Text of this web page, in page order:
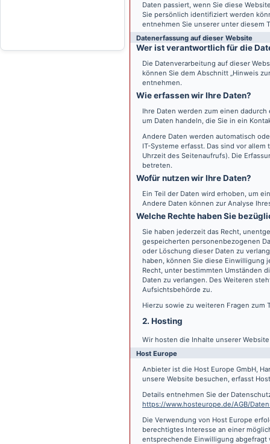
Daten passiert, wenn Sie diese
Sie persönlich identifiziert werden
entnehmen Sie unserer unter diesem
Datenerfassung auf dieser Website
Wer ist verantwortlich für die
Die Datenverarbeitung auf dieser
können Sie dem Abschnitt „Hinweis
entnehmen.
Wie erfassen wir Ihre Daten?
Ihre Daten werden zum einen
um Daten handeln, die Sie in ein
Andere Daten werden automatisch
IT-Systeme erfasst. Das sind vor
Uhrzeit des Seitenaufrufs). Die
betreten.
Wofür nutzen wir Ihre Daten?
Ein Teil der Daten wird erhoben, um
Andere Daten können zur Analyse
Welche Rechte haben Sie
Sie haben jederzeit das Recht,
gespeicherten personenbezogenen
oder Löschung dieser Daten zu
haben, können Sie diese Einwilligung
Recht, unter bestimmten Umständen
Daten zu verlangen. Des Weiteren
Aufsichtsbehörde zu.
Hierzu sowie zu weiteren Fragen zum
2. Hosting
Wir hosten die Inhalte unserer
Host Europe
Anbieter ist die Host Europe GmbH,
unsere Website besuchen, erfasst
Details entnehmen Sie der
https://www.hosteurope.de/AGB/
Die Verwendung von Host Europe
berechtigtes Interesse an einer
entsprechende Einwilligung abgefragt